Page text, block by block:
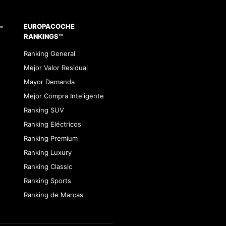
EUROPACOCHE
RANKINGS™
Ranking General
Mejor Valor Residual
Mayor Demanda
Mejor Compra Inteligente
Ranking SUV
Ranking Eléctricos
Ranking Premium
Ranking Luxury
Ranking Classic
Ranking Sports
Ranking de Marcas